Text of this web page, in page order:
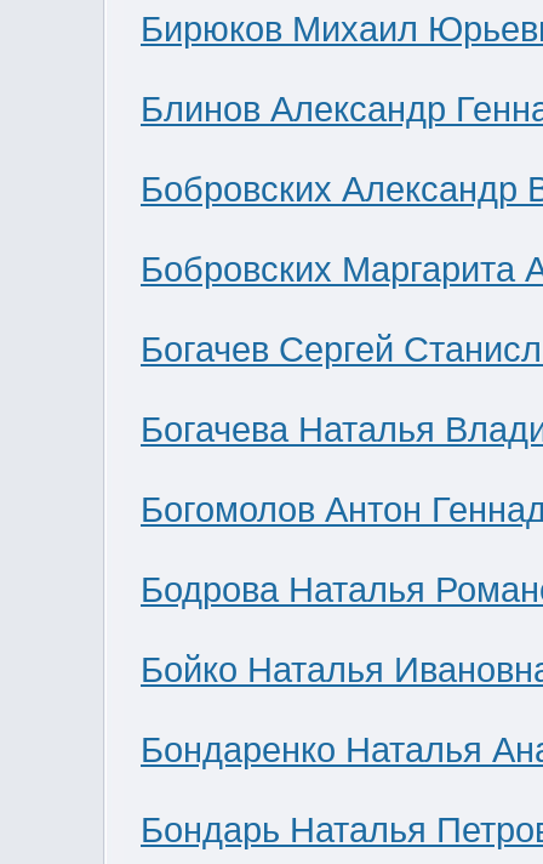
Бирюков Михаил
Блинов Александр
Бобровских Александр
Бобровских Маргарита
Богачев Сергей
Богачева Наталья
Богомолов Антон
Бодрова Наталья
Бойко Наталья
Бондаренко Наталья
Бондарь Наталья